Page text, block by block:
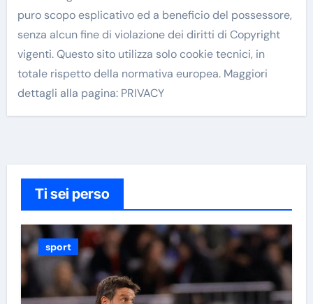
puro scopo esplicativo ed a beneficio del possessore,
senza alcun fine di violazione dei diritti di Copyright
vigenti. Questo sito utilizza solo cookie tecnici, in
totale rispetto della normativa europea. Maggiori
dettagli alla pagina: PRIVACY
Ti sei perso
sport